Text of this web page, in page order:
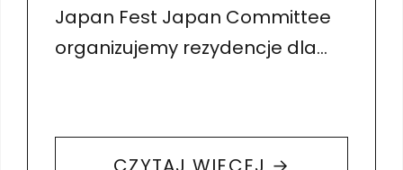
Japan Fest Japan Committee
organizujemy rezydencje dla
odwiedzany kraj oraz jego